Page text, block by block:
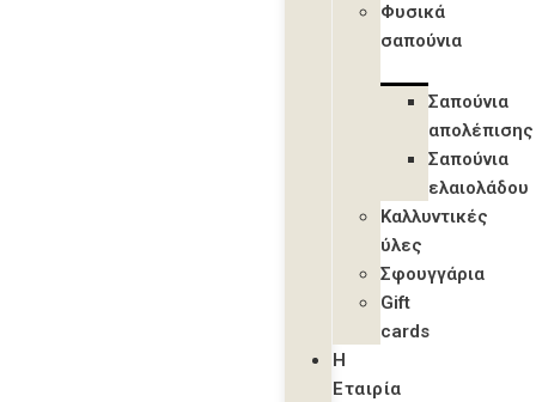
Φυσικά
σαπούνια
Σαπούνια
απολέπισης
Σαπούνια
ελαιολάδου
Καλλυντικές
ύλες
Σφουγγάρια
Gift
cards
Η
Εταιρία